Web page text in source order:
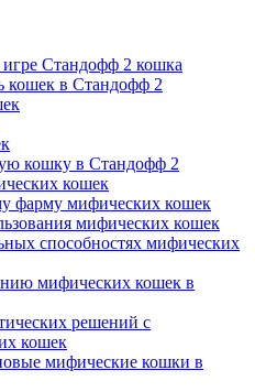
Стандофф 2 кошка
кошек в Стандофф 2
кошку в Стандофф 2
кошек
фарму мифических кошек
мифических кошек
способностях мифических
мифических кошек в
решений с
кошек
мифические кошки в